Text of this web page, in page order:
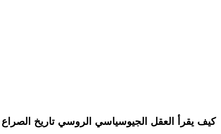
كيف يقرأ العقل الجيوسياسي الروسي تاريخ